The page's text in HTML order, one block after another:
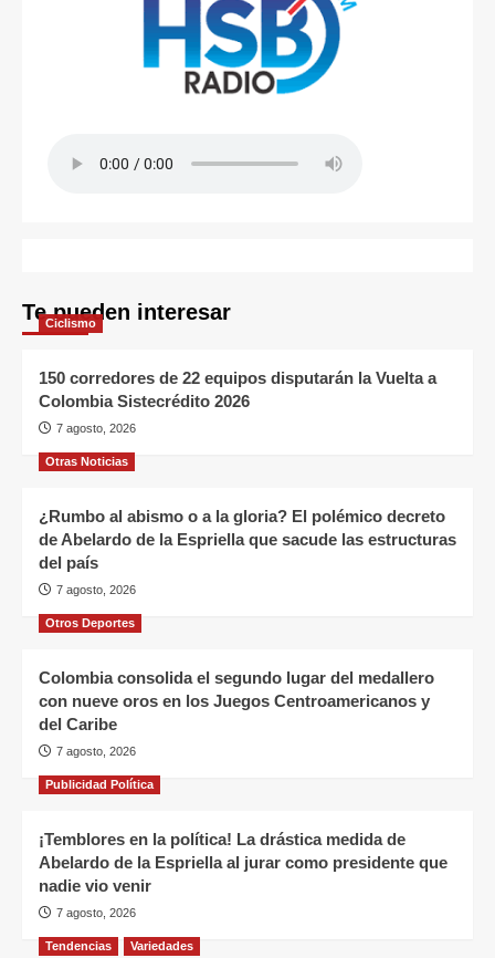
Te pueden interesar
Ciclismo
150 corredores de 22 equipos disputarán la Vuelta a
Colombia Sistecrédito 2026
7 agosto, 2026
Otras Noticias
¿Rumbo al abismo o a la gloria? El polémico decreto
de Abelardo de la Espriella que sacude las estructuras
del país
7 agosto, 2026
Otros Deportes
Colombia consolida el segundo lugar del medallero
con nueve oros en los Juegos Centroamericanos y
del Caribe
7 agosto, 2026
Publicidad Política
¡Temblores en la política! La drástica medida de
Abelardo de la Espriella al jurar como presidente que
nadie vio venir
7 agosto, 2026
Tendencias Variedades